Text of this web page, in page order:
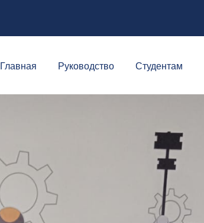
Главная Руководство Студентам